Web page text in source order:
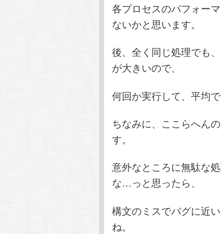
各プロセスのパフォー
ないかと思います。
後、全く同じ処理でも
が大きいので、
何回か実行して、平均
ちなみに、ここらへん
す。
意外なところに無駄な
な…っと思ったら、
構文のミスでバグに近
ね。